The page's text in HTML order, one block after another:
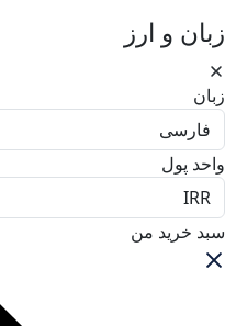
زبان و ارز
زبان
واحد پول
سبد خرید من